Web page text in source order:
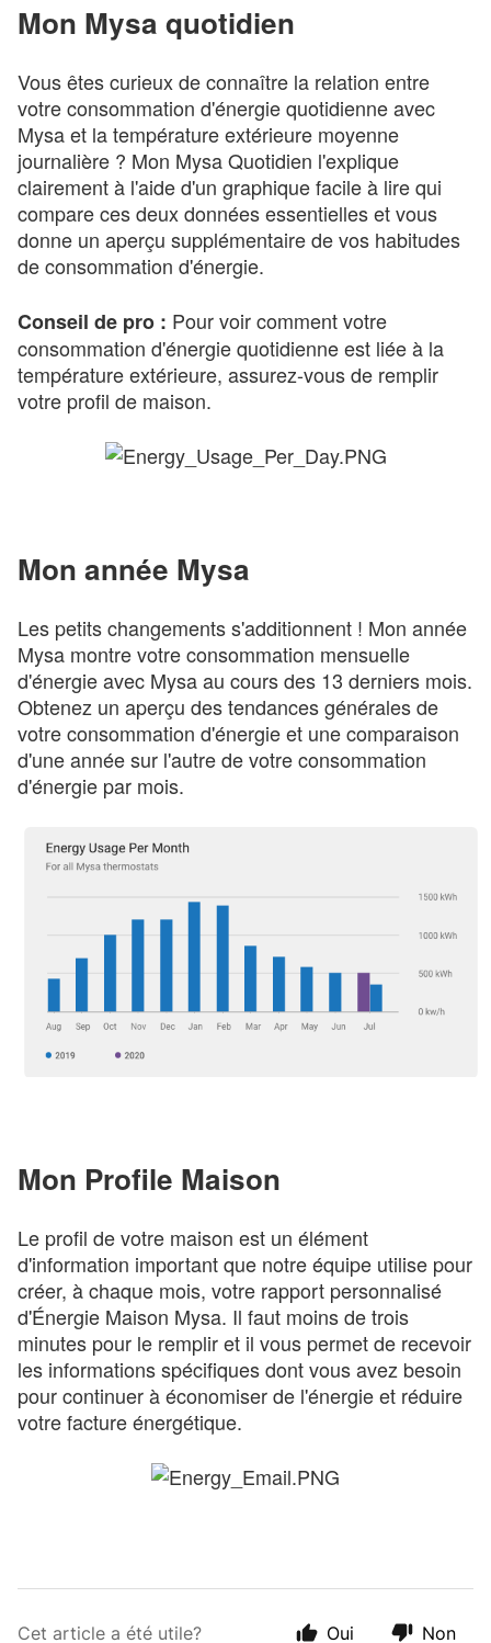
Mon Mysa quotidien
Vous êtes curieux de connaître la relation entre
votre consommation d'énergie quotidienne avec
Mysa et la température extérieure moyenne
journalière ? Mon Mysa Quotidien l'explique
clairement à l'aide d'un graphique facile à lire qui
compare ces deux données essentielles et vous
donne un aperçu supplémentaire de vos habitudes
de consommation d'énergie.
Conseil de pro : Pour voir comment votre
consommation d'énergie quotidienne est liée à la
température extérieure, assurez-vous de remplir
votre profil de maison.
Mon année Mysa
Les petits changements s'additionnent ! Mon année
Mysa montre votre consommation mensuelle
d'énergie avec Mysa au cours des 13 derniers mois.
Obtenez un aperçu des tendances générales de
votre consommation d'énergie et une comparaison
d'une année sur l'autre de votre consommation
d'énergie par mois.
Mon Profile Maison
Le profil de votre maison est un élément
d'information important que notre équipe utilise pour
créer, à chaque mois, votre rapport personnalisé
d'Énergie Maison Mysa. Il faut moins de trois
minutes pour le remplir et il vous permet de recevoir
les informations spécifiques dont vous avez besoin
pour continuer à économiser de l'énergie et réduire
votre facture énergétique.
Cet article a été utile? Oui Non